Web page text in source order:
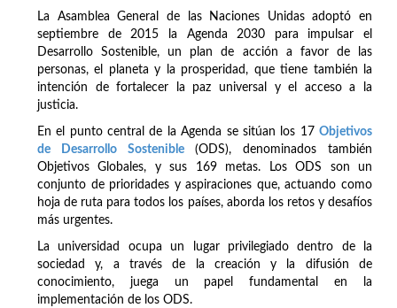
La Asamblea General de las Naciones Unidas adoptó en
septiembre de 2015 la Agenda 2030 para impulsar el
Desarrollo Sostenible, un plan de acción a favor de las
personas, el planeta y la prosperidad, que tiene también la
intención de fortalecer la paz universal y el acceso a la
justicia.
En el punto central de la Agenda se sitúan los 17 Objetivos
de Desarrollo Sostenible(ODS), denominados también
Objetivos Globales, y sus 169 metas. Los ODS son un
conjunto de prioridades y aspiraciones que, actuando como
hoja de ruta para todos los países, aborda los retos y desafíos
más urgentes.
La universidad ocupa un lugar privilegiado dentro de la
sociedad y, a través de la creación y la difusión de
conocimiento, juega un papel fundamental en la
implementación de los ODS.